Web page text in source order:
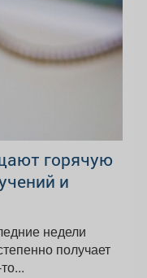
горячую
и
недели
получает